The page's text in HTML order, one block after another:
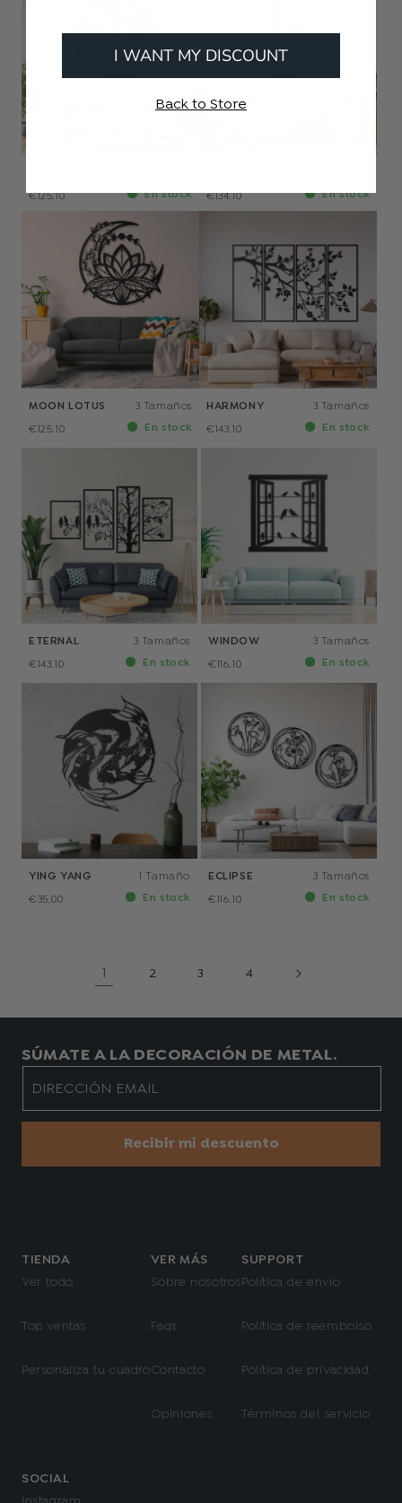
€125.10
En stock
€134.10
En stock
MOON LOTUS
€125.10
3 Tamaños
En stock
HARMONY
€143.10
3 Tamaños
En stock
ETERNAL
€143.10
3 Tamaños
En stock
WINDOW
€116.10
3 Tamaños
En stock
YING YANG
€35.00
1 Tamaño
En stock
ECLIPSE
€116.10
3 Tamaños
En stock
1 2 3 4
SÚMATE A LA DECORACIÓN DE METAL.
DIRECCIÓN EMAIL
Recibir mi descuento
TIENDA
Ver todo
Top ventas
Personaliza tu cuadro
VER MÁS
Sobre nosotros
Faqs
Contacto
Opiniones
SUPPORT
Política de envío
Política de reembolso
Política de privacidad
Términos del servicio
SOCIAL
I WANT MY DISCOUNT
Back to Store